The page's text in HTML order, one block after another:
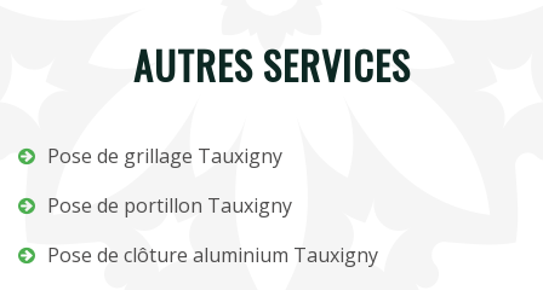
AUTRES SERVICES
Pose de grillage Tauxigny
Pose de portillon Tauxigny
Pose de clôture aluminium Tauxigny